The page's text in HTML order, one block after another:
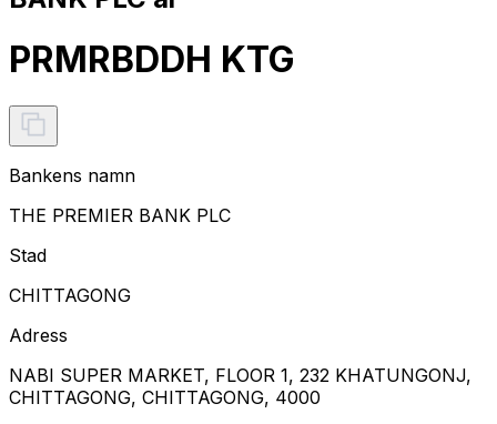
PRMRBDDH KTG
Bankens namn
THE PREMIER BANK PLC
Stad
CHITTAGONG
Adress
NABI SUPER MARKET, FLOOR 1, 232 KHATUNGONJ,
CHITTAGONG, CHITTAGONG, 4000